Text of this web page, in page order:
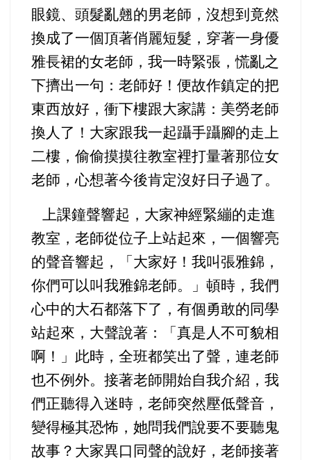
眼鏡、頭髮亂翹的男老師，沒想到竟然
換成了一個頂著俏麗短髮，穿著一身優
雅長裙的女老師，我一時緊張，慌亂之
下擠出一句：老師好！便故作鎮定的把
東西放好，衝下樓跟大家講：美勞老師
換人了！大家跟我一起躡手躡腳的走上
二樓，偷偷摸摸往教室裡打量著那位女
老師，心想著今後肯定沒好日子過了。
上課鐘聲響起，大家神經緊繃的走進
教室，老師從位子上站起來，一個響亮
的聲音響起，「大家好！我叫張雅錦，
你們可以叫我雅錦老師。」頓時，我們
心中的大石都落下了，有個勇敢的同學
站起來，大聲說著：「真是人不可貌相
啊！」此時，全班都笑出了聲，連老師
也不例外。接著老師開始自我介紹，我
們正聽得入迷時，老師突然壓低聲音，
變得極其恐怖，她問我們說要不要聽鬼
故事？大家異口同聲的說好，老師接著